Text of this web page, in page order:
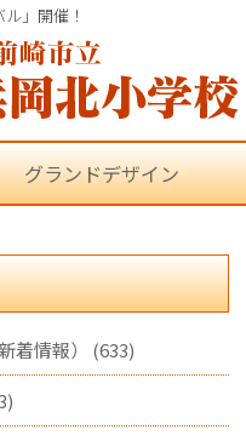
ル」開催！
グランドデザイン
着情報） (633)